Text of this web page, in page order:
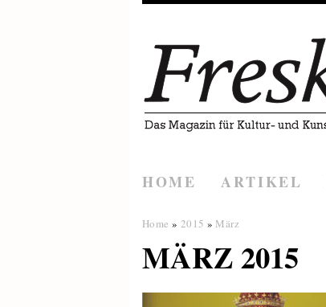
HOME ARTIKEL
Home » 2015 » März
MÄRZ 2015